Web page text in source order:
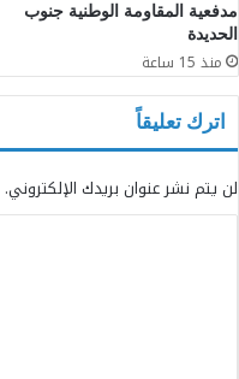
مدفعية المقاومة الوطنية جنوب
الحديدة
منذ 15 ساعة
اترك تعليقاً
لن يتم نشر عنوان بريدك الإلكتروني.